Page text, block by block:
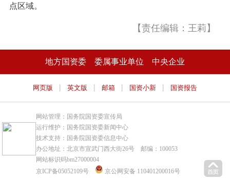
点区域。
【责任编辑：王莉】
地方国资委 委属事业单位 中央企业
网页版 | 英文版 | 邮箱 | 国资小新 | 国资报告
网站管理：国务院国资委宣传局
运行维护：国务院国资委新闻中心
技术支持：国务院国资委信息中心
办公地址：北京市宣武门西大街26号 邮编：100053
网站标识码bm27000004
京ICP备05052109号
京公网安备 110401200016号